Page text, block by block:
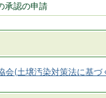
承認の申請
会(土壌汚染対策法に基